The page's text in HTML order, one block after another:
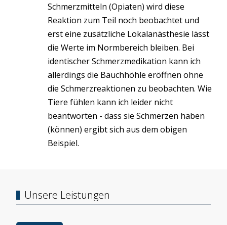
Schmerzmitteln (Opiaten) wird diese
Reaktion zum Teil noch beobachtet und
erst eine zusätzliche Lokalanästhesie lässt
die Werte im Normbereich bleiben. Bei
identischer Schmerzmedikation kann ich
allerdings die Bauchhöhle eröffnen ohne
die Schmerzreaktionen zu beobachten. Wie
Tiere fühlen kann ich leider nicht
beantworten - dass sie Schmerzen haben
(können) ergibt sich aus dem obigen
Beispiel.
Unsere Leistungen